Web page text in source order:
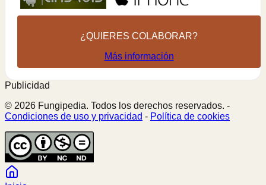
¿QUIERES COLABORAR?
Más información
Publicidad
© 2026 Fungipedia. Todos los derechos reservados. -
Condiciones de uso y privacidad - Política de cookies